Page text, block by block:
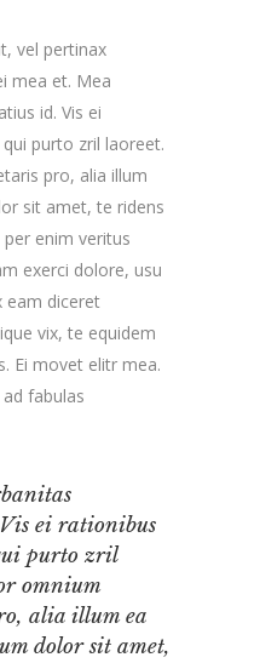
vel pertinax
mea et. Mea
id. Vis ei
purto zril laoreet.
pro, alia illum
sit amet, te ridens
enim veritus
exerci dolore, usu
eam diceret
vix, te equidem
Ei movet elitr mea.
fabulas
ei rationibus
purto zril
omnium
alia illum ea
dolor sit amet,